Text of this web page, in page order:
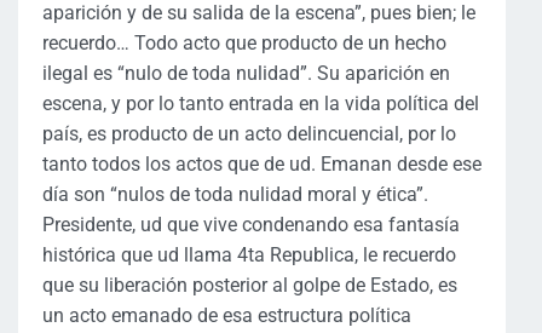
aparición y de su salida de la escena”, pues bien; le
recuerdo… Todo acto que producto de un hecho
ilegal es “nulo de toda nulidad”. Su aparición en
escena, y por lo tanto entrada en la vida política del
país, es producto de un acto delincuencial, por lo
tanto todos los actos que de ud. Emanan desde ese
día son “nulos de toda nulidad moral y ética”.
Presidente, ud que vive condenando esa fantasía
histórica que ud llama 4ta Republica, le recuerdo
que su liberación posterior al golpe de Estado, es
un acto emanado de esa estructura política